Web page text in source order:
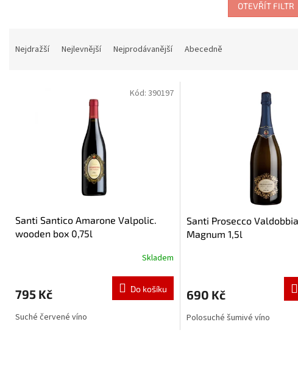
OTEVŘÍT FILTR
Nejdražší Nejlevnější Nejprodávanější Abecedně
Santi Santico Amarone Valpolic.
wooden box 0,75l
Skladem
795 Kč Do košíku
Suché červené víno
Kód: 390197
Santi Prosecco
Magnum 1,5l
690 Kč
Polosuché šumivé víno